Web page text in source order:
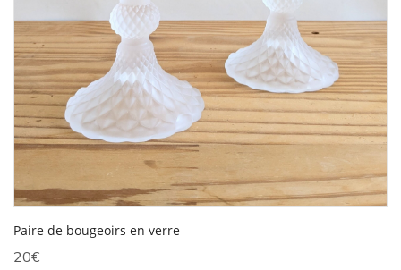
Paire de bougeoirs en verre
20€